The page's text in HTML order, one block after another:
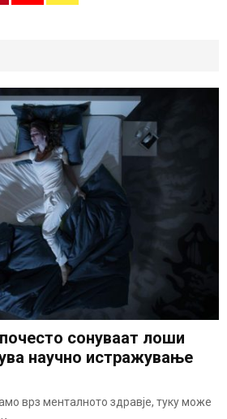
сонуваат лоши
научно истражување
врз менталното здравје, туку може